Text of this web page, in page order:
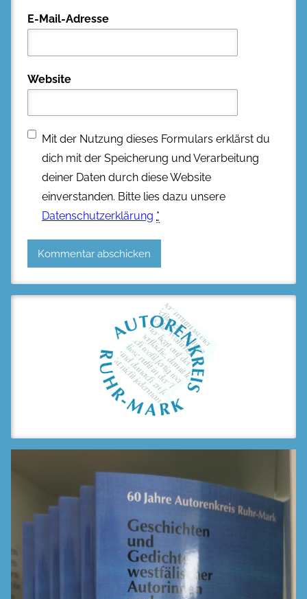
E-Mail-Adresse
Website
Mit der Nutzung dieses Formulars erklärst du
dich mit der Speicherung und Verarbeitung
deiner Daten durch diese Website
einverstanden. Bitte lies dazu unsere
Datenschutzerklärung *